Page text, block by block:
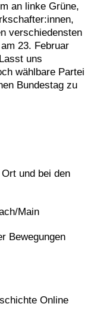
an linke Grüne,
verschiedensten
23. Februar
uns
wählbare Partei
Bundestag zu
und bei den
Main
Bewegungen
Online